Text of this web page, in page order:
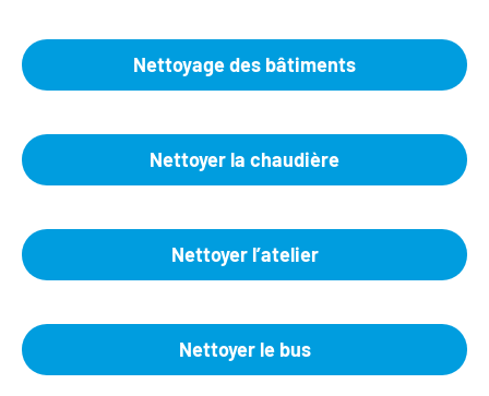
Nettoyage des bâtiments
Nettoyer la chaudière
Nettoyer l’atelier
Nettoyer le bus